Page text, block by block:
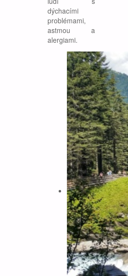
dýchacími
problémami,
astmou a
alergiami.